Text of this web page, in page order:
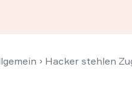
› Hacker stehlen